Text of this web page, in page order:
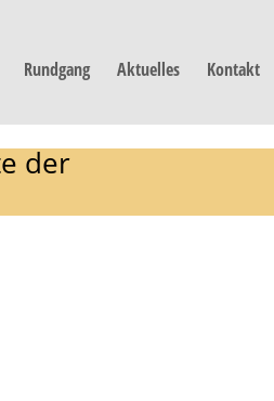
Rundgang Aktuelles Kontakt
der